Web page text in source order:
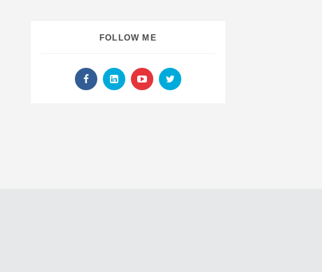
FOLLOW ME